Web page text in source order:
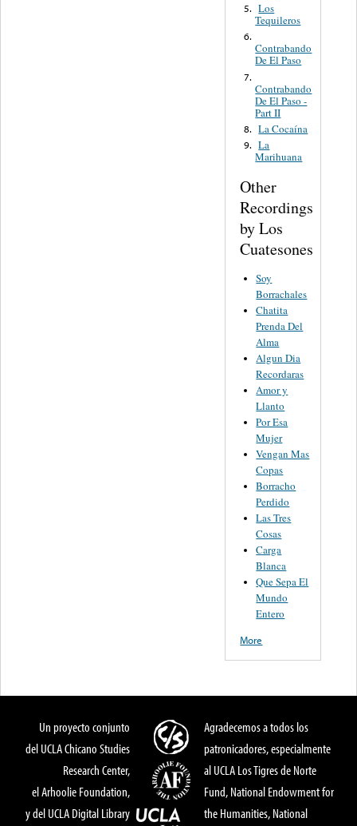
5. Los
Tequileros
6.
Contrabando
De El Paso
7.
Contrabando
De El Paso -
Part II
8. La Cocaína
9. La
Marihuana
Other
Recordings
by Los
Cuatesones
Soy
Borrachales
Chatita
Prenda Del
Alma
Algun Dia
Recordaras
Amor y
Llanto
Por Esa
Mujer
Vengan Mas
Copas
Borracho
Perdido
Las Tres
Cosas
Carga
Blanca
Que Sepa El
Mundo
Entero
More
Un proyecto conjunto
del UCLA Chicano Studies
Research Center,
el Arhoolie Foundation,
y del UCLA Digital Library
Agradecemos a todos los
patronicadores, especialmente
al UCLA Los Tigres de Norte
Fund, National Endowment for
the Humanities, National